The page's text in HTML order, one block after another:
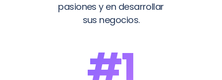
pasiones y en desarrollar
sus negocios.
#1